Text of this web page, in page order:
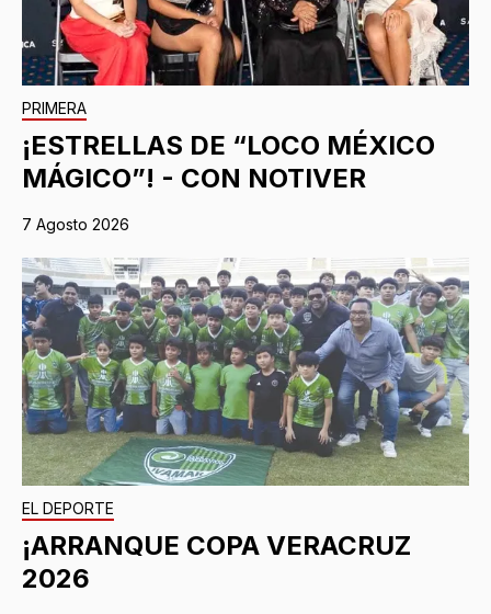
PRIMERA
¡ESTRELLAS DE “LOCO MÉXICO
MÁGICO”! - CON NOTIVER
7 Agosto 2026
EL DEPORTE
¡ARRANQUE COPA VERACRUZ
2026